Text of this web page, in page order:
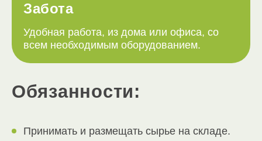
Забота
Удобная работа, из дома или офиса, со
всем необходимым оборудованием.
Обязанности:
Принимать и размещать сырье на складе.